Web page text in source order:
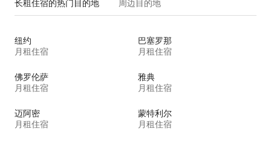
长租住宿的热门目的地 周边目的地
纽约
月租住宿
巴塞罗那
月租住宿
佛罗伦萨
月租住宿
雅典
月租住宿
迈阿密
月租住宿
蒙特利尔
月租住宿